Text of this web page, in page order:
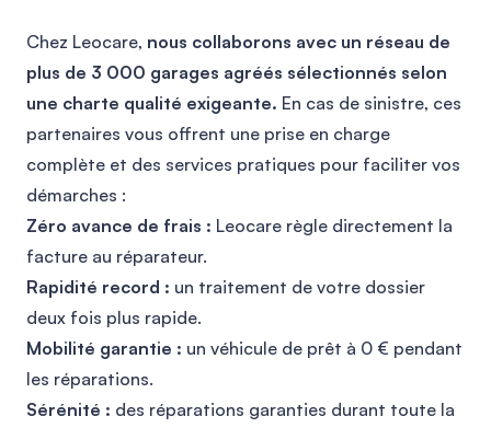
Chez Leocare, nous collaborons avec un réseau de
plus de 3 000 garages agréés sélectionnés selon
une charte qualité exigeante. En cas de sinistre, ces
partenaires vous offrent une prise en charge
complète et des services pratiques pour faciliter vos
démarches :
Zéro avance de frais : Leocare règle directement la
facture au réparateur.
Rapidité record : un traitement de votre dossier
deux fois plus rapide.
Mobilité garantie : un véhicule de prêt à 0 € pendant
les réparations.
Sérénité : des réparations garanties durant toute la